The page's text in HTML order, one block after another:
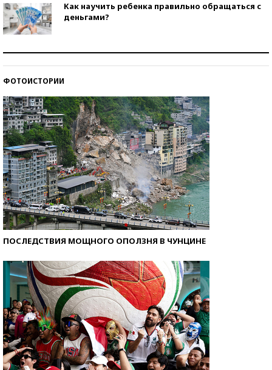
Как научить ребенка правильно обращаться с
деньгами?
ФОТОИСТОРИИ
ПОСЛЕДСТВИЯ МОЩНОГО ОПОЛЗНЯ В ЧУНЦИНЕ